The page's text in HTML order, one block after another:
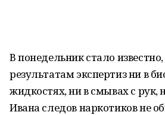
В понедельник стало
результатам экспертиз ни в
жидкостях, ни в смывах с рук,
Ивана следов наркотиков не